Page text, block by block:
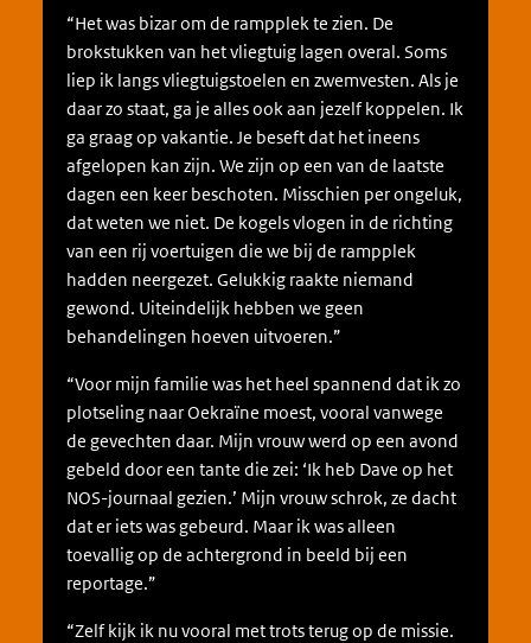
“Het was bizar om de rampplek te zien. De
brokstukken van het vliegtuig lagen overal. Soms
liep ik langs vliegtuigstoelen en zwemvesten. Als je
daar zo staat, ga je alles ook aan jezelf koppelen. Ik
ga graag op vakantie. Je beseft dat het ineens
afgelopen kan zijn. We zijn op een van de laatste
dagen een keer beschoten. Misschien per ongeluk,
dat weten we niet. De kogels vlogen in de richting
van een rij voertuigen die we bij de rampplek
hadden neergezet. Gelukkig raakte niemand
gewond. Uiteindelijk hebben we geen
behandelingen hoeven uitvoeren.”
“Voor mijn familie was het heel spannend dat ik zo
plotseling naar Oekraïne moest, vooral vanwege
de gevechten daar. Mijn vrouw werd op een avond
gebeld door een tante die zei: ‘Ik heb Dave op het
NOS-journaal gezien.’ Mijn vrouw schrok, ze dacht
dat er iets was gebeurd. Maar ik was alleen
toevallig op de achtergrond in beeld bij een
reportage.”
“Zelf kijk ik nu vooral met trots terug op de missie.